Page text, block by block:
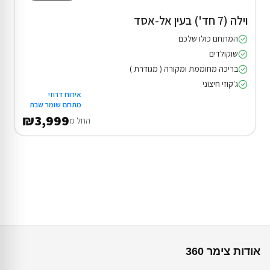
וילה (7 חד') בעין אל-אסד
המתחם כולו שלכם
שוקולדים
בריכה מחוממת ומקורה ( מגודרת )
ג'קוזי חיצוני
אירוח דרוזי
מתחם שומר שבת
החל מ₪3,999
אודות צימר 360